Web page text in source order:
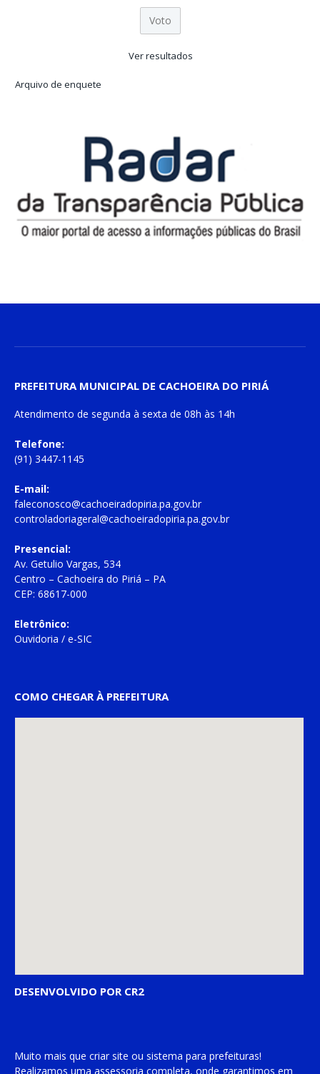
Ver resultados
Arquivo de enquete
PREFEITURA MUNICIPAL DE CACHOEIRA DO PIRIÁ
Atendimento de segunda à sexta de 08h às 14h
Telefone:
(91) 3447-1145
E-mail:
faleconosco@cachoeiradopiria.pa.gov.br
controladoriageral@cachoeiradopiria.pa.gov.br
Presencial:
Av. Getulio Vargas, 534
Centro – Cachoeira do Piriá – PA
CEP: 68617-000
Eletrônico:
Ouvidoria / e-SIC
COMO CHEGAR À PREFEITURA
DESENVOLVIDO POR CR2
Muito mais que criar site ou sistema para prefeituras!
Realizamos uma assessoria completa, onde garantimos em